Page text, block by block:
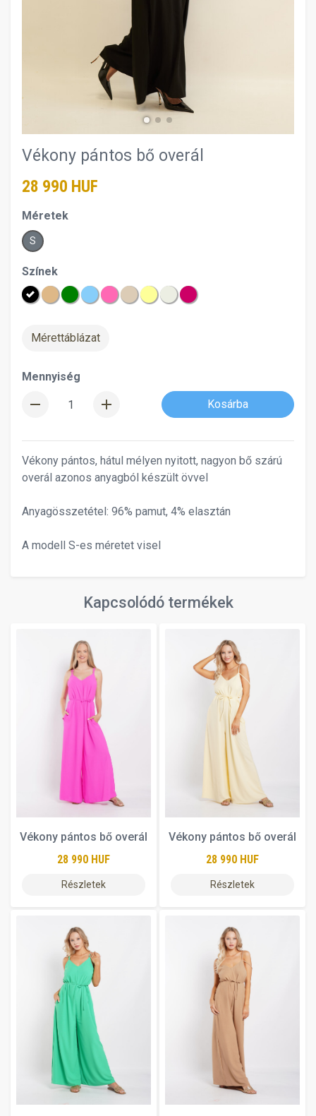
Vékony pántos bő overál
28 990 HUF
Méretek
S
Színek
Mérettáblázat
Mennyiség
remove add Kosárba
Vékony pántos, hátul mélyen nyitott, nagyon bő szárú
overál azonos anyagból készült övvel
Anyagösszetétel: 96% pamut, 4% elasztán
A modell S-es méretet visel
Kapcsolódó termékek
Vékony pántos bő overál
28 990 HUF
Részletek
Vékony pántos bő overál
28 990 HUF
Részletek